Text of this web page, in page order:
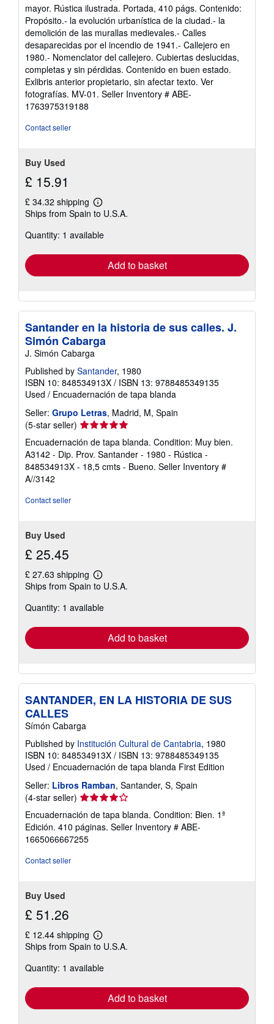
out
of
5
stars
mayor. Rústica ilustrada. Portada, 410 págs. Contenido:
Propósito.- la evolución urbanística de la ciudad.- la
demolición de las murallas medievales.- Calles
desaparecidas por el incendio de 1941.- Callejero en
1980.- Nomenclator del callejero. Cubiertas deslucidas,
completas y sin pérdidas. Contenido en buen estado.
Exlibris anterior propietario, sin afectar texto. Ver
fotografías. MV-01. Seller Inventory # ABE-
1763975319188
Contact seller
Buy Used
£ 15.91
£ 34.32 shipping
Learn
more
shipping
Ships from Spain to U.S.A.
Quantity: 1 available
Add to basket
Santander en la historia de sus calles. J.
Simón Cabarga
J. Simón Cabarga
Published by Santander, 1980
ISBN 10: 848534913X / ISBN 13: 9788485349135
Used / Encuadernación de tapa blanda
Seller: Grupo Letras, Madrid, M, Spain
(5-star seller) Seller
rating
5
out
of
Encuadernación de tapa blanda. Condition: Muy bien.
A3142 - Dip. Prov. Santander - 1980 - Rústica -
848534913X - 18,5 cmts - Bueno. Seller Inventory #
A//3142
Contact seller
Buy Used
£ 25.45
£ 27.63 shipping
Learn
more
shipping
Ships from Spain to U.S.A.
Quantity: 1 available
Add to basket
SANTANDER, EN LA HISTORIA DE SUS
CALLES
Símón Cabarga
Published by Institución Cultural de Cantabria, 1980
ISBN 10: 848534913X / ISBN 13: 9788485349135
Used / Encuadernación de tapa blanda First Edition
Seller: Libros Ramban, Santander, S, Spain
(4-star seller) Seller
rating
4
out
of
Encuadernación de tapa blanda. Condition: Bien. 1ª
Edición. 410 páginas. Seller Inventory # ABE-
1665066667255
Contact seller
Buy Used
£ 51.26
£ 12.44 shipping
Learn
more
shipping
Ships from Spain to U.S.A.
Quantity: 1 available
Add to basket